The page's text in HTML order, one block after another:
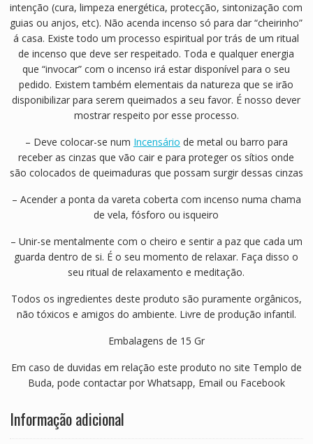
intenção (cura, limpeza energética, protecção, sintonização com
guias ou anjos, etc). Não acenda incenso só para dar “cheirinho”
á casa. Existe todo um processo espiritual por trás de um ritual
de incenso que deve ser respeitado. Toda e qualquer energia
que “invocar” com o incenso irá estar disponível para o seu
pedido. Existem também elementais da natureza que se irão
disponibilizar para serem queimados a seu favor. É nosso dever
mostrar respeito por esse processo.
– Deve colocar-se num Incensário de metal ou barro para
receber as cinzas que vão cair e para proteger os sítios onde
são colocados de queimaduras que possam surgir dessas cinzas
– Acender a ponta da vareta coberta com incenso numa chama
de vela, fósforo ou isqueiro
– Unir-se mentalmente com o cheiro e sentir a paz que cada um
guarda dentro de si. É o seu momento de relaxar. Faça disso o
seu ritual de relaxamento e meditação.
Todos os ingredientes deste produto são puramente orgânicos,
não tóxicos e amigos do ambiente. Livre de produção infantil.
Embalagens de 15 Gr
Em caso de duvidas em relação este produto no site Templo de
Buda, pode contactar por Whatsapp, Email ou Facebook
Informação adicional